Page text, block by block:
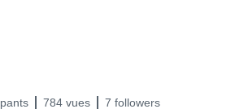
784 vues 7 followers